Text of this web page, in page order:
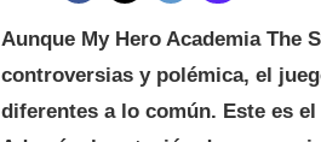
Aunque My Hero Academia The
controversias y polémica, el
diferentes a lo común. Este es